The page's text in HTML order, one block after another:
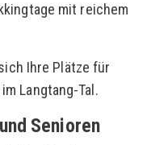
mit reichem
Ihre Plätze für
Langtang-Tal.
Senioren